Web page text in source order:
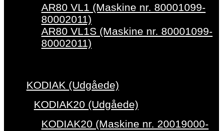
AR80 VL1 (Maskine nr. 80001099-
80002011)
AR80 VL1S (Maskine nr. 80001099-
80002011)
KODIAK (Udgåede)
KODIAK20 (Udgåede)
KODIAK20 (Maskine nr. 20019000-